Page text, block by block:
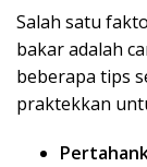
Salah satu
bakar adalah
beberapa tips
praktekkan